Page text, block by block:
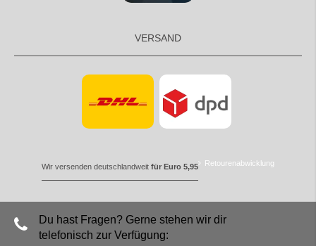
VERSAND
Wir versenden deutschlandweit für Euro 5,95 Retourenabwicklung
Du hast Fragen? Gerne stehen wir dir
telefonisch zur Verfügung: